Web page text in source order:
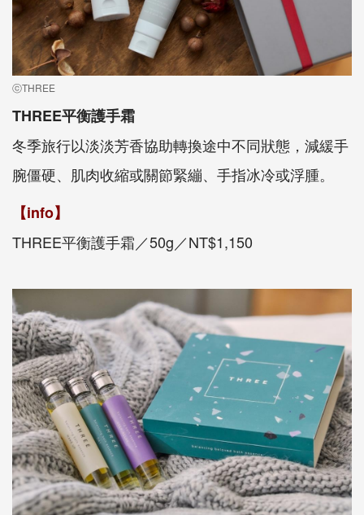
ⓒTHREE
THREE平衡護手霜
冬季旅行以淡淡芳香協助轉換途中不同狀態，減緩手
腕僵硬、肌肉收縮或關節緊繃、手指冰冷或浮腫。
【info】
THREE平衡護手霜／50g／NT$1,150